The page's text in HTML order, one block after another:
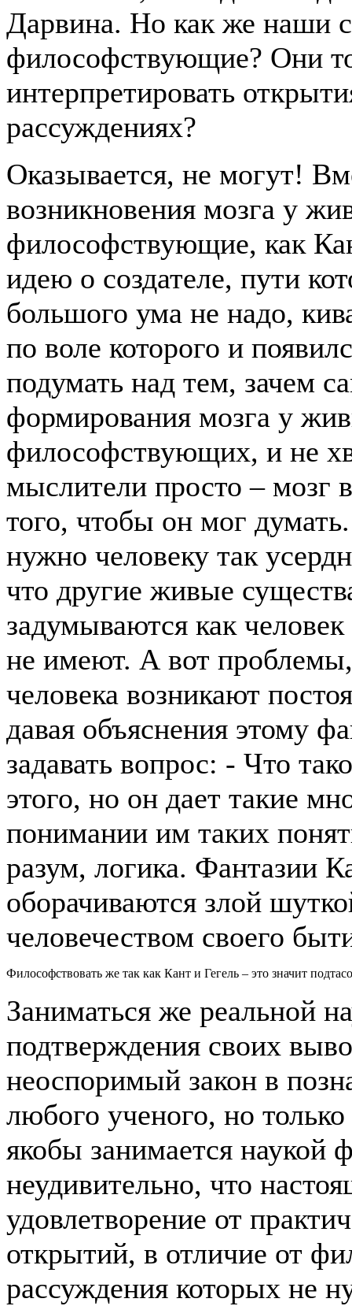
Дарвина. Но как же наши
философствующие? Они
интерпретировать
рассуждениях?
Оказывается, не могут!
возникновения мозга у
философствующие, как
идею о создателе, пути
большого ума не надо,
по воле которого и
подумать над тем, зачем
формирования мозга у
философствующих, и не
мыслители просто – мозг
того, чтобы он мог
нужно человеку так
что другие живые
задумываются как
не имеют. А вот
человека возникают
давая объяснения этому
задавать вопрос: - Что
этого, но он дает такие
понимании им таких
разум, логика. Фантазии
оборачиваются злой
человечеством своего
Философствовать же так как Кант и Гегель – это значит
Заниматься же реальной
подтверждения своих
неоспоримый закон в
любого ученого, но
якобы занимается
неудивительно, что
удовлетворение от
открытий, в отличие от
рассуждения которых не